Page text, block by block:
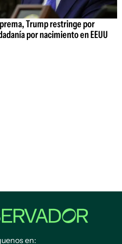
Trump restringe por
por nacimiento en EEUU
en: